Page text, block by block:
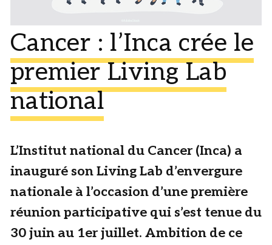
Cancer : l’Inca crée le
premier Living Lab
national
L’Institut national du Cancer (Inca) a
inauguré son Living Lab d’envergure
nationale à l’occasion d’une première
réunion participative qui s’est tenue du
30 juin au 1er juillet. Ambition de ce